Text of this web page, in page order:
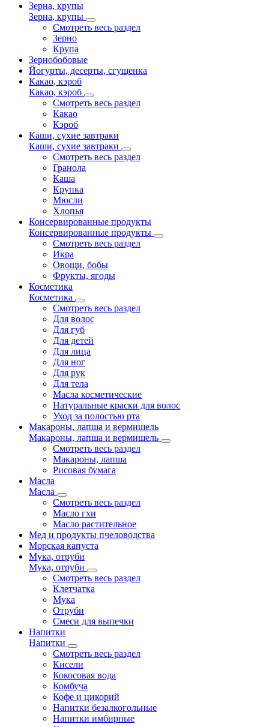
Зерна, крупы
Зерна, крупы
Смотреть весь раздел
Зерно
Крупа
Зернобобовые
Йогурты, десерты, сгущенка
Какао, кэроб
Какао, кэроб
Смотреть весь раздел
Какао
Кэроб
Каши, сухие завтраки
Каши, сухие завтраки
Смотреть весь раздел
Гранола
Каша
Крупка
Мюсли
Хлопья
Консервированные продукты
Консервированные продукты
Смотреть весь раздел
Икра
Овощи, бобы
Фрукты, ягоды
Косметика
Косметика
Смотреть весь раздел
Для волос
Для губ
Для детей
Для лица
Для ног
Для рук
Для тела
Масла косметические
Натуральные краски для волос
Уход за полостью рта
Макароны, лапша и вермишель
Макароны, лапша и вермишель
Смотреть весь раздел
Макароны, лапша
Рисовая бумага
Масла
Масла
Смотреть весь раздел
Масло гхи
Масло растительное
Мед и продукты пчеловодства
Морская капуста
Мука, отруби
Мука, отруби
Смотреть весь раздел
Клетчатка
Мука
Отруби
Смеси для выпечки
Напитки
Напитки
Смотреть весь раздел
Кисели
Кокосовая вода
Комбуча
Кофе и цикорий
Напитки безалкогольные
Напитки имбирные